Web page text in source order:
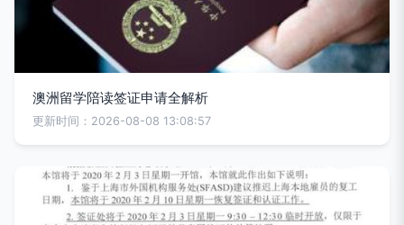
澳洲留学陪读签证申请全解析
更新时间：2026-08-08 13:08:57